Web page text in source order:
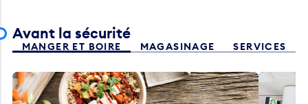
Avant la sécurité
MANGER ET BOIRE MAGASINAGE SERVICES